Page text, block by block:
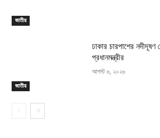
জাতীয়
জাতীয়
ঢাকার চারপাশের নদীদূষণ
প্রধানমন্ত্রীর
আগস্ট ৬, ২০২৬